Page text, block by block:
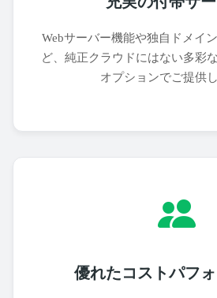
Webサーバー機能や独自ドメイ
ど、純正クラウドにはない多彩
オプションでご提供し
優れたコストパフ